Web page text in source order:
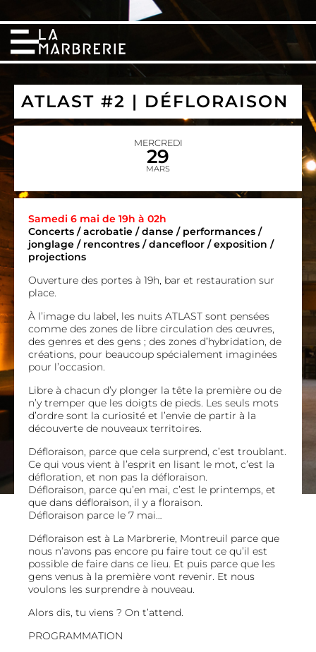
ATLAST #2 | DÉFLORAISON
MERCREDI
29
MARS
Samedi 6 mai de 19h à 02h
Concerts / acrobatie / danse / performances /
jonglage / rencontres / dancefloor / exposition /
projections
Ouverture des portes à 19h, bar et restauration sur
place.
À l’image du label, les nuits ATLAST sont pensées
comme des zones de libre circulation des œuvres,
des genres et des gens ; des zones d’hybridation, de
créations, pour beaucoup spécialement imaginées
pour l’occasion.
Libre à chacun d’y plonger la tête la première ou de
n’y tremper que les doigts de pieds. Les seuls mots
d’ordre sont la curiosité et l’envie de partir à la
découverte de nouveaux territoires.
Défloraison, parce que cela surprend, c’est troublant.
Ce qui vous vient à l’esprit en lisant le mot, c’est la
défloration, et non pas la défloraison.
Défloraison, parce qu’en mai, c’est le printemps, et
que dans défloraison, il y a floraison.
Défloraison parce le 7 mai…
Défloraison est à La Marbrerie, Montreuil parce que
nous n’avons pas encore pu faire tout ce qu’il est
possible de faire dans ce lieu. Et puis parce que les
gens venus à la première vont revenir. Et nous
voulons les surprendre à nouveau.
Alors dis, tu viens ? On t’attend.
PROGRAMMATION